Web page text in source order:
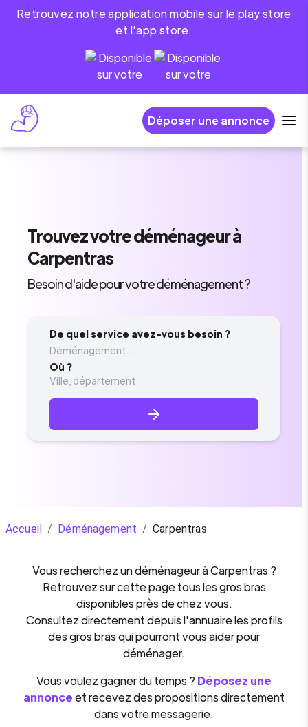
Retrouvez notre application mobile sur le play store
et l'app store.
Déposer une annonce
Trouvezvotre déménageurà
Carpentras
Besoin d'aide pour votre déménagement ?
De quel service avez-vous besoin ?
Déménagement...
Où ?
Accueil / Déménagement / Carpentras
Vous recherchez undéménageuràCarpentras ?
Retrouvez sur cette page tous les gros bras
disponibles près de chez vous.
Consultez directement depuis l'annuaire les profils
des gros bras qui pourront vous aider pour
déménager.
Vous voulez gagner du temps ? Déposez une
annonceet recevez des propositions directement
dans votre messagerie.